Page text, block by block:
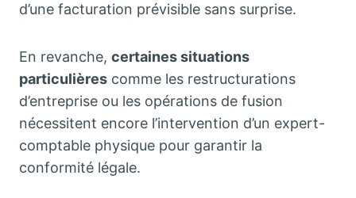
d’une facturation prévisible sans surprise.
En revanche, certaines situations
particulières comme les restructurations
d’entreprise ou les opérations de fusion
nécessitent encore l’intervention d’un expert-
comptable physique pour garantir la
conformité légale.